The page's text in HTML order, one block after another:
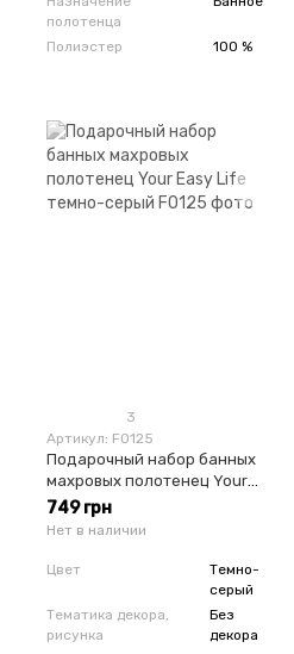
полотенца
Полиэстер 100 %
3
Артикул: F0125
Подарочный набор банных
махровых полотенец Your
Easy Life темно-серый
749 грн
Нет в наличии
Цвет
Темно-
серый
Тематика декора,
рисунка
Без
декора